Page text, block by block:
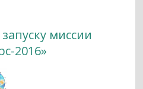
миссии
2016»